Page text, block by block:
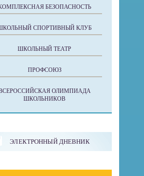
БЕЗОПАСНОСТЬ
СПОРТИВНЫЙ КЛУБ
ШКОЛЬНЫЙ ТЕАТР
ПРОФСОЮЗ
ОЛИМПИАДА
ШКОЛЬНИКОВ
ЭЛЕКТРОННЫЙ ДНЕВНИК